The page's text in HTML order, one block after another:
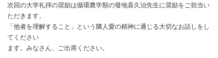
次回の大学礼拝の奨励は循環農学類の發地喜久治先生に奨励をご担当い
ただきます。
「他者を理解すること」という隣人愛の精神に通じる大切なお話しをし
てください
ます。みなさん、ご出席ください。